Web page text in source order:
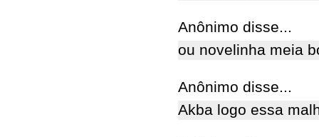
Anônimo disse...
ou novelinha meia
Anônimo disse...
Akba logo essa